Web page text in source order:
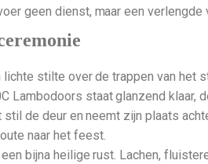
geen dienst, maar een
lichte stilte over de trappen van het
Lambodoors staat glanzend klaar,
de deur en neemt zijn plaats
naar het feest.
bijna heilige rust. Lachen,